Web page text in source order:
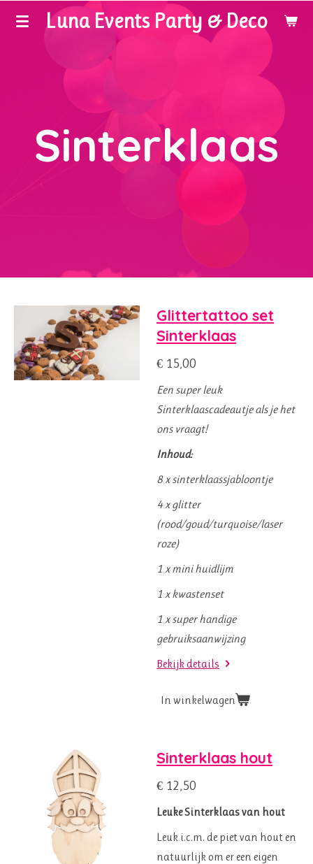
Ga
Luna Events Party & Deco
Sinterklaas
Glittertattoo set
Sinterklaas
€ 15,00
Een super leuk
Sinterklaascadeautje als je het
ons vraagt!
Inhoud:
8 x sinterklaassjabloontje
4 x glitter
(rood/goud/turquoise/laser
roze)
1 x mini huidlijm
1 x kwastenset
1 x super handige
gebruiksaanwijzing
Bekijk details
In winkelwagen
Sinterklaas hout
€ 12,50
Leuke Sinterklaas van hout
Leuk i.c.m. de piet van hout en
natuurlijk om er een eigen